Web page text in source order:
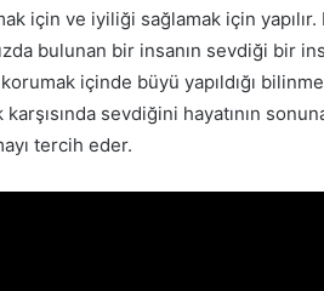
için ve iyiliği sağlamak için
bulunan bir insanın sevdiği bir
korumak içinde büyü yapıldığı
sevdiğini hayatının
tercih eder.